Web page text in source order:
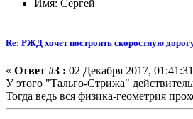
Имя: Сергей
Re: РЖД хочет построить скоростную
« Ответ #3 : 02 Декабря 2017,
У этого "Тальго-Стрижа"
Тогда ведь вся физика-геометрия